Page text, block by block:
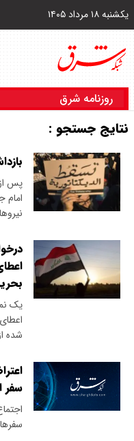
یکشنبه ۱۸ مرداد ۱۴۰۵
روزنامه شرق
نتایج جستجو :
پس
امام
یک
شده
سفر